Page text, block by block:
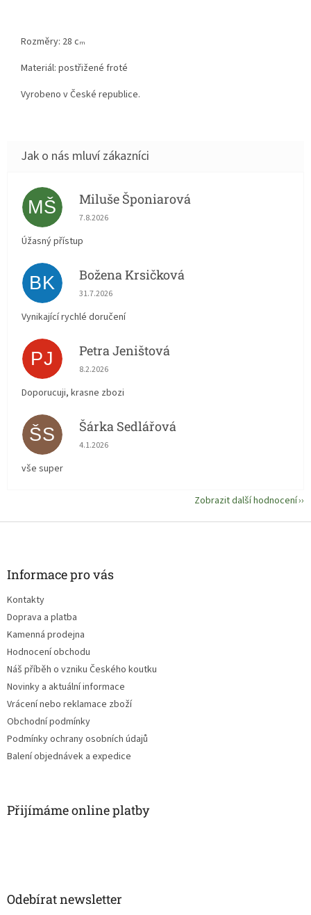
Rozměry: 28 cm
Materiál: postřižené froté
Vyrobeno v České republice.
MŠ Miluše Šponiarová
Hodnocení obchodu je 5 z 5 hvězdiček.
7.8.2026
Úžasný přístup
BK Božena Krsičková
Hodnocení obchodu je 5 z 5 hvězdiček.
31.7.2026
Vynikající rychlé doručení
PJ Petra Jeništová
Hodnocení obchodu je 5 z 5 hvězdiček.
8.2.2026
Doporucuji, krasne zbozi
ŠS Šárka Sedlářová
Hodnocení obchodu je 5 z 5 hvězdiček.
4.1.2026
vše super
Zobrazit další hodnocení
Informace pro vás
Kontakty
Doprava a platba
Kamenná prodejna
Hodnocení obchodu
Náš příběh o vzniku Českého koutku
Novinky a aktuální informace
Vrácení nebo reklamace zboží
Obchodní podmínky
Podmínky ochrany osobních údajů
Balení objednávek a expedice
Přijímáme online platby
Odebírat newsletter